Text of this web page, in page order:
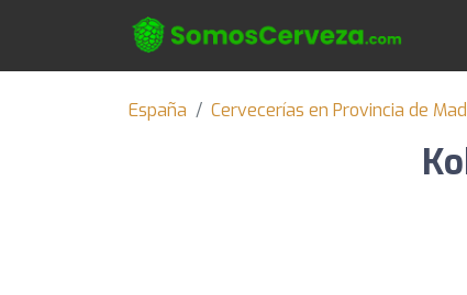
España Cervecerías en Provincia de